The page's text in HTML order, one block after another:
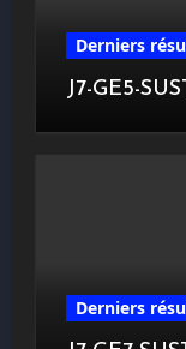
Derniers
J7-GE5-
Derniers